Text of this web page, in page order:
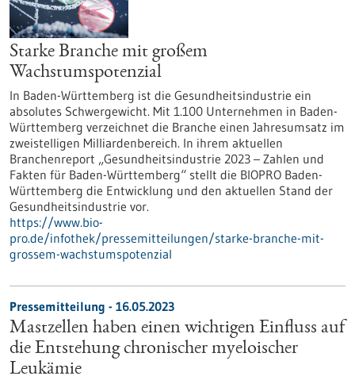
Starke Branche mit großem
Wachstumspotenzial
In Baden-Württemberg ist die Gesundheitsindustrie ein
absolutes Schwergewicht. Mit 1.100 Unternehmen in Baden-
Württemberg verzeichnet die Branche einen Jahresumsatz im
zweistelligen Milliardenbereich. In ihrem aktuellen
Branchenreport „Gesundheitsindustrie 2023 – Zahlen und
Fakten für Baden-Württemberg“ stellt die BIOPRO Baden-
Württemberg die Entwicklung und den aktuellen Stand der
Gesundheitsindustrie vor.
https://www.bio-
pro.de/infothek/pressemitteilungen/starke-branche-mit-
grossem-wachstumspotenzial
Pressemitteilung - 16.05.2023
Mastzellen haben einen wichtigen Einfluss auf
die Entstehung chronischer myeloischer
Leukämie